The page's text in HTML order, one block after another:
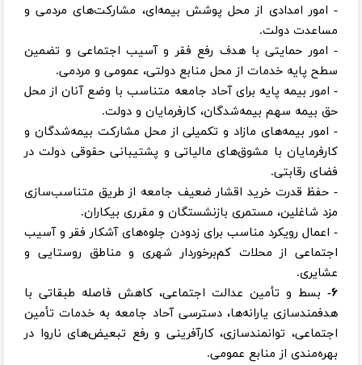
- امور امدادی از محل پوشش بیمه‌ای، مشارکت‌های مردمی و
مساعدت دولت.
- امور حمایتی با هدف رفع فقر و آسیب اجتماعی و تضمین
سطح پایه خدمات از محل منابع دولتی، عمومی و مردمی.
- امور بیمه پایه برای آحاد جامعه متناسب با وضع آنان از محل
حق بیمه سهم بیمه‌شدگان، کارفرمایان و دولت.
- امور بیمه‌های مازاد و تکمیلی از محل مشارکت بیمه‌شدگان و
کارفرمایان با مشوق‌های مالیاتی و پشتیبانی حقوقی دولت در
فضای رقابتی.
- حفظ قدرت خرید اقشار ضعیف جامعه از طریق متناسب‌سازی
مزد شاغلین، مستمری بازنشستگان و مقرری بیکاران.
- اعمال رویکرد مناسب برای زدودن جلوه‌های آشکار فقر و آسیب
اجتماعی از محلات کم‌برخوردار شهری و مناطق روستایی و
عشایری.
۶-
بسط و تأمین عدالت اجتماعی، کاهش فاصله طبقاتی با
هدفمندسازی یارانه‌ها، دسترسی آحاد جامعه به خدمات تأمین
اجتماعی، توانمندسازی، کارآفرینی و رفع تبعیض‌های ناروا در
بهره‌مندی از منابع عمومی.